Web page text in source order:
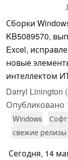
Сборки
KB5089570,
Excel,
новые
интеллектом
Darryl Linington (
Опубликовано
Windows Софт
свежие релизы
Сегодня, 14